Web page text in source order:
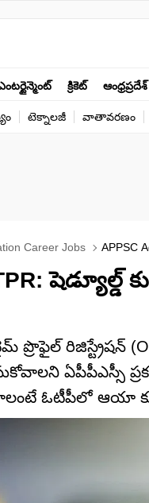
క్రికెట్ ఆంధ్రప్రదేశ్
టెక్నాలజీ వాతావరణం
Career Jobs
APPSC
షెడ్యూల్డ్
ప్రొఫైల్‌ రిజిస్ట్రేషన్‌
ఏపీపీఎస్సీ
ఓటీపీలో ఆయా